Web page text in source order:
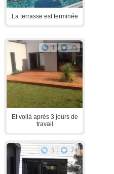
La terrasse est terminée
1 75
Et voilà après 3 jours de
travail
5 74